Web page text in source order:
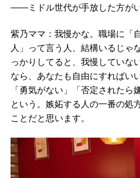
――ミドル世代が手放した方がい
紫乃ママ：我慢かな。職場に「
人」って言う人、結構いるじ
っかりしてると、我慢していな
なら、あなたも自由にすればい
「勇気がない」「否定されたら
という。嫉妬する人の一番の処
ことだと思います。